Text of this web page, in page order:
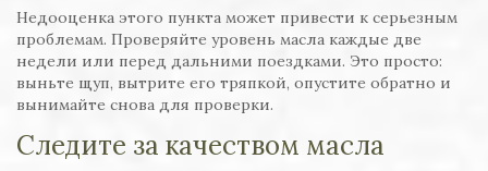
Недооценка этого пункта может привести к серьезным
проблемам. Проверяйте уровень масла каждые две
недели или перед дальними поездками. Это просто:
выньте щуп, вытрите его тряпкой, опустите обратно и
вынимайте снова для проверки.
Следите за качеством масла